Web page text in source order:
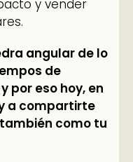
y vender
angular de lo
de
por eso hoy, en
a compartirte
también como tu